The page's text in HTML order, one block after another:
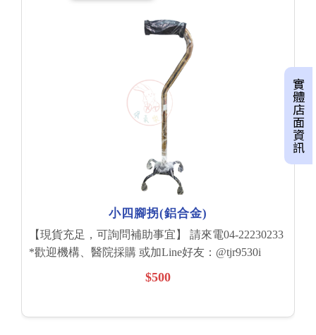
小四腳拐(鋁合金)
【現貨充足，可詢問補助事宜】 請來電04-22230233
*歡迎機構、醫院採購 或加Line好友：@tjr9530i
$500
實體店面資訊